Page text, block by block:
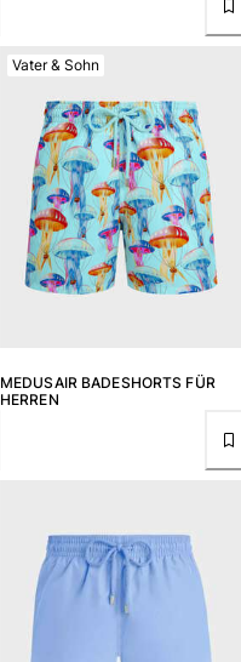
MEDUSAIR BADESHORTS FÜR
HERREN
Vater & Sohn